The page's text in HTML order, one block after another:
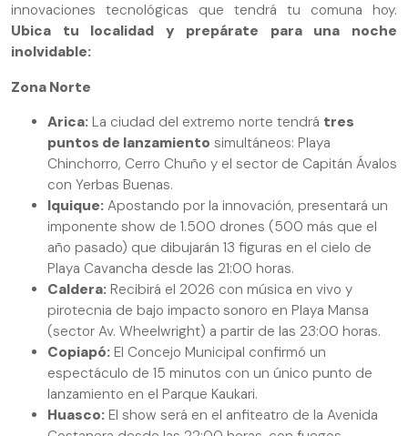
innovaciones tecnológicas que tendrá tu comuna hoy.
Ubica tu localidad y prepárate para una noche
inolvidable:
Zona Norte
Arica: La ciudad del extremo norte tendrá tres
puntos de lanzamiento simultáneos: Playa
Chinchorro, Cerro Chuño y el sector de Capitán Ávalos
con Yerbas Buenas.
Iquique: Apostando por la innovación, presentará un
imponente show de 1.500 drones (500 más que el
año pasado) que dibujarán 13 figuras en el cielo de
Playa Cavancha desde las 21:00 horas.
Caldera: Recibirá el 2026 con música en vivo y
pirotecnia de bajo impacto sonoro en Playa Mansa
(sector Av. Wheelwright) a partir de las 23:00 horas.
Copiapó: El Concejo Municipal confirmó un
espectáculo de 15 minutos con un único punto de
lanzamiento en el Parque Kaukari.
Huasco: El show será en el anfiteatro de la Avenida